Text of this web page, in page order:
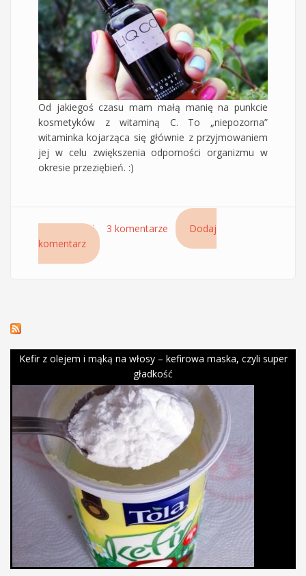
Od jakiegoś czasu mam małą manię na punkcie
kosmetyków z witaminą C. To „niepozorna”
witaminka kojarząca się głównie z przyjmowaniem
jej w celu zwiększenia odporności organizmu w
okresie przeziębień. :)
Czytaj dalejwpis Serum do twarzy z witaminą C – serum
Liqpharm LIQ CC Serum Light
3 komentarze
Dodaj
komentarz
Kefir z olejem i mąką na włosy – kefirowa maska, czyli super
gładkość